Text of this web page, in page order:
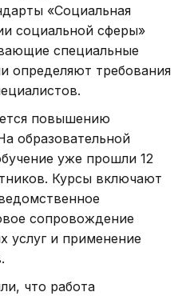
«Социальная
социальной сферы»
специальные
определяют требования
повышению
образовательной
уже прошли 12
Курсы включают
сопровождение
услуг и применение
что работа